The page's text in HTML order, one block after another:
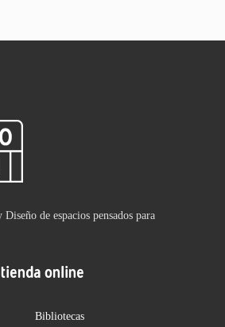
de espacios pensados para
online
Bibliotecas